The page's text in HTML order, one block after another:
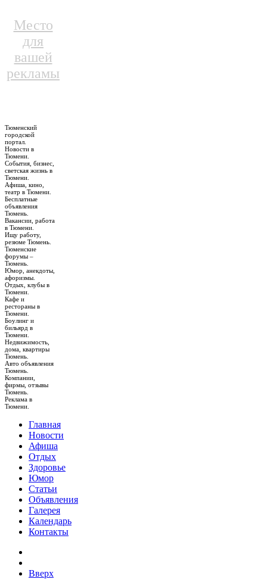
Место
для
вашей
рекламы
Тюменский
городской
портал.
Новости в
Тюмени.
События, бизнес,
светская жизнь в
Тюмени.
Афиша, кино,
театр в Тюмени.
Бесплатные
объявления
Тюмень.
Вакансии, работа
в Тюмени.
Ищу работу,
резюме Тюмень.
Тюменские
форумы –
Тюмень.
Юмор, анекдоты,
афоризмы.
Отдых, клубы в
Тюмени.
Кафе и
рестораны в
Тюмени.
Боулинг и
бильярд в
Тюмени.
Недвижимость,
дома, квартиры
Тюмень.
Авто объявления
Тюмень.
Компании,
фирмы, отзывы
Тюмень.
Реклама в
Тюмени.
Главная
Новости
Афиша
Отдых
Здоровье
Юмор
Статьи
Объявления
Галерея
Календарь
Контакты
Вверх